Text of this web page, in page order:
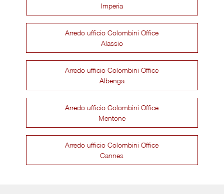
Imperia
Arredo ufficio Colombini Office
Alassio
Arredo ufficio Colombini Office
Albenga
Arredo ufficio Colombini Office
Mentone
Arredo ufficio Colombini Office
Cannes